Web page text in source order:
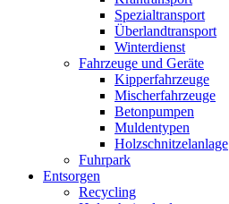
Spezialtransport
Überlandtransport
Winterdienst
Fahrzeuge und Geräte
Kipperfahrzeuge
Mischerfahrzeuge
Betonpumpen
Muldentypen
Holzschnitzelanlage
Fuhrpark
Entsorgen
Recycling